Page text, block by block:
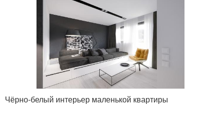
Чёрно-белый интерьер маленькой квартиры